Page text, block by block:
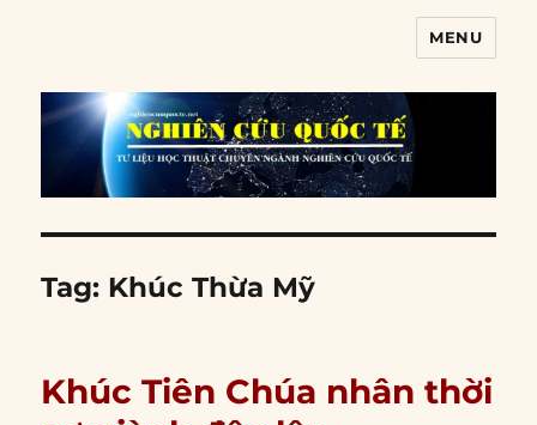
MENU
Tag: Khúc Thừa Mỹ
Khúc Tiên Chúa nhân thời